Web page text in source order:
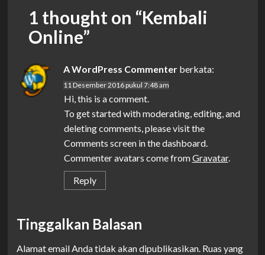
1 thought on “Kembali
Online”
A WordPress Commenter berkata:
11 Desember 2016 pukul 7:48 am
Hi, this is a comment.
To get started with moderating, editing, and
deleting comments, please visit the
Comments screen in the dashboard.
Commenter avatars come fromGravatar.
Reply
Tinggalkan Balasan
Alamat email Anda tidak akan dipublikasikan. Ruas yang